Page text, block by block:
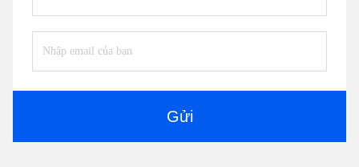
Gửi